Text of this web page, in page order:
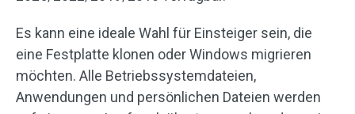
Es kann eine ideale Wahl für Einsteiger sein, die
eine Festplatte klonen oder Windows migrieren
möchten. Alle Betriebssystemdateien,
Anwendungen und persönlichen Dateien werden